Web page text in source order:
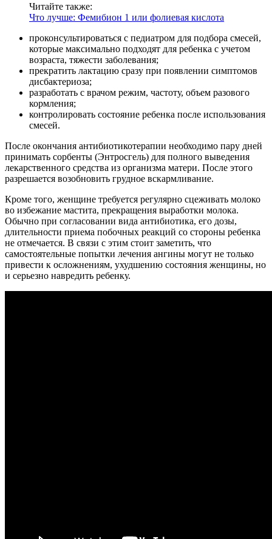
Читайте также:
Что лучше: Фемибион 1 или фолиевая кислота
проконсультироваться с педиатром для подбора смесей,
которые максимально подходят для ребенка с учетом
возраста, тяжести заболевания;
прекратить лактацию сразу при появлении симптомов
дисбактериоза;
разработать с врачом режим, частоту, объем разового
кормления;
контролировать состояние ребенка после использования
смесей.
После окончания антибиотикотерапии необходимо пару дней
принимать сорбенты (Энтросгель) для полного выведения
лекарственного средства из организма матери. После этого
разрешается возобновить грудное вскармливание.
Кроме того, женщине требуется регулярно сцеживать молоко
во избежание мастита, прекращения выработки молока.
Обычно при согласовании вида антибиотика, его дозы,
длительности приема побочных реакций со стороны ребенка
не отмечается. В связи с этим стоит заметить, что
самостоятельные попытки лечения ангины могут не только
привести к осложнениям, ухудшению состояния женщины, но
и серьезно навредить ребенку.